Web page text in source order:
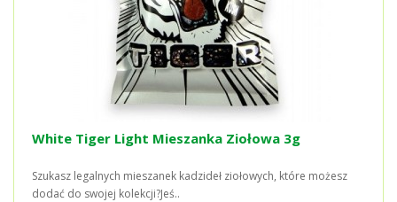
White Tiger Light Mieszanka Ziołowa 3g
Szukasz legalnych mieszanek kadzideł ziołowych, które możesz
dodać do swojej kolekcji?Jeś..